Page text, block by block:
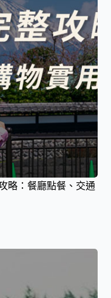
略：餐廳點餐、交通